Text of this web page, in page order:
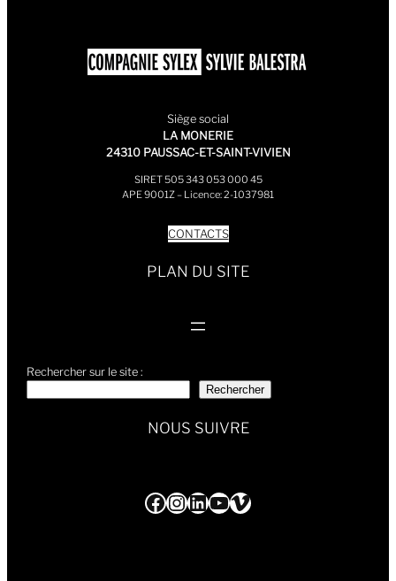
Siège social
LA MONERIE
24310 PAUSSAC-ET-SAINT-VIVIEN
SIRET 505 343 053 000 45
APE 9001Z – Licence: 2-1037981
CONTACTS
PLAN DU SITE
Rechercher sur le site :
Rechercher
NOUS SUIVRE
Facebook InstagramLinkedIn YouTube Vimeo